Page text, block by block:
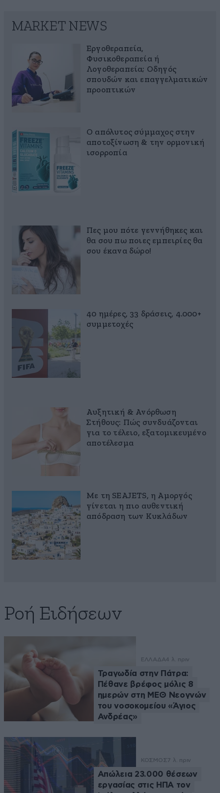
MARKET NEWS
Εργοθεραπεία,
Φυσικοθεραπεία ή
Λογοθεραπεία; Οδηγός
σπουδών και επαγγελματικών
προοπτικών
Ο απόλυτος σύμμαχος στην
αποτοξίνωση & την ορμονική
ισορροπία
Πες μου πότε γεννήθηκες και
θα σου πω ποιες εμπειρίες θα
σου έκανα δώρο!
40 ημέρες, 33 δράσεις, 4.000+
συμμετοχές
Αυξητική & Ανόρθωση
Στήθους: Πώς συνδυάζονται
για το τέλειο, εξατομικευμένο
αποτέλεσμα
Με τη SEAJETS, η Αμοργός
γίνεται η πιο αυθεντική
απόδραση των Κυκλάδων
Ροή Ειδήσεων
ΕΛΛΑΔΑ4 λ. πριν
Τραγωδία στην Πάτρα:
Πέθανε βρέφος μόλις 8
ημερών στη ΜΕΘ Νεογνών
του νοσοκομείου «Άγιος
Ανδρέας»
ΚΟΣΜΟΣ7 λ. πριν
Απώλεια 23.000 θέσεων
εργασίας στις ΗΠΑ τον